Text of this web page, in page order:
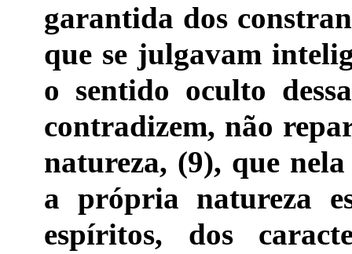
garantida dos
que se julgavam
o sentido oculto
contradizem, não
natureza, (9), que
a própria natureza
espíritos, dos